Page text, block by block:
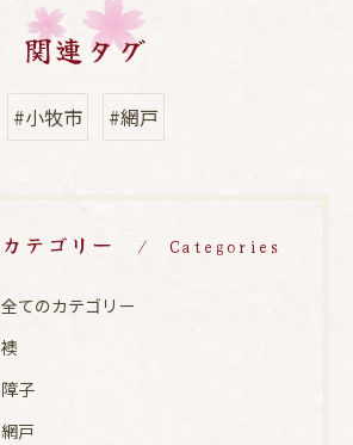
関連タグ
#小牧市 #網戸
カテゴリー Categories
全てのカテゴリー
襖
障子
網戸